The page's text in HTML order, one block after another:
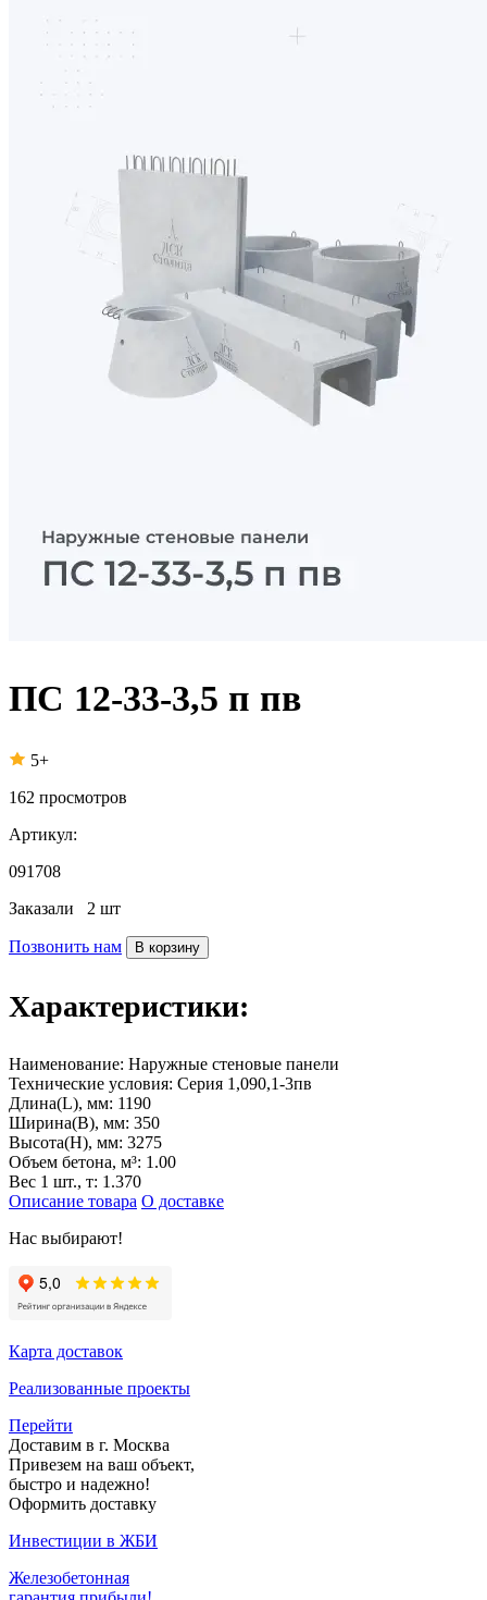
ПС 12-33-3,5 п пв
5+
162 просмотров
Артикул:
091708
Заказали 2 шт
Позвонить нам В корзину
Характеристики:
Наименование: Наружные стеновые панели
Технические условия: Серия 1,090,1-3пв
Длина(L), мм: 1190
Ширина(B), мм: 350
Высота(H), мм: 3275
Объем бетона, м³: 1.00
Вес 1 шт., т: 1.370
Описание товара О доставке
Нас выбирают!
Карта доставок
Реализованные проекты
Перейти
Доставим в г. Москва
Привезем на ваш объект,
быстро и надежно!
Оформить доставку
Инвестиции в ЖБИ
Железобетонная